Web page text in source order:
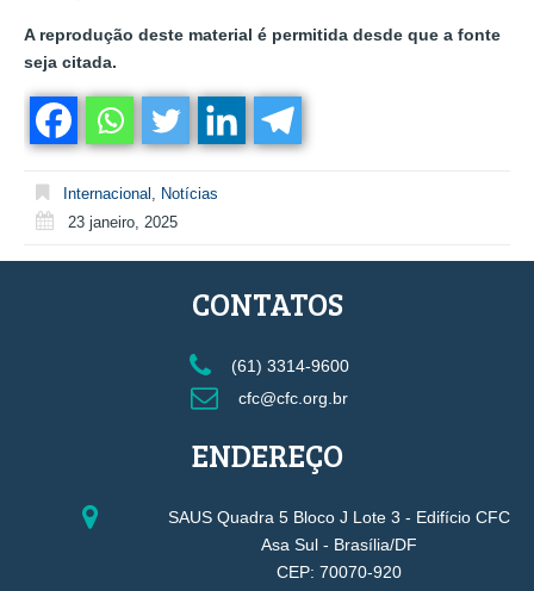
A reprodução deste material é permitida desde que a fonte
seja citada.
Internacional
Notícias
23 janeiro, 2025
CONTATOS
(61) 3314-9600
cfc@cfc.org.br
ENDEREÇO
SAUS Quadra 5 Bloco J Lote 3 - Edifício CFC
Asa Sul - Brasília/DF
CEP: 70070-920